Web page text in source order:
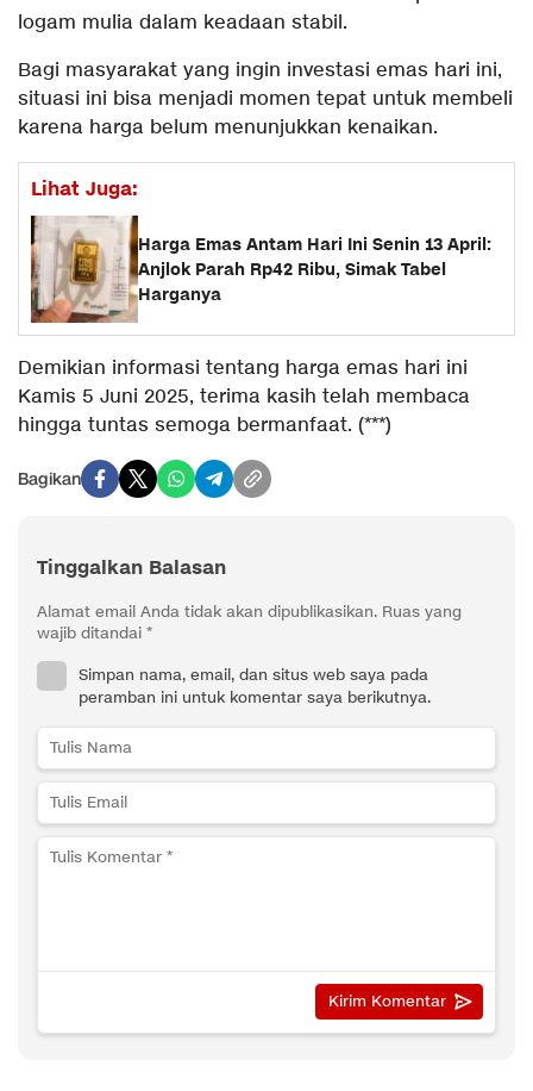
logam mulia dalam keadaan stabil.
Bagi masyarakat yang ingin investasi emas hari ini,
situasi ini bisa menjadi momen tepat untuk membeli
karena harga belum menunjukkan kenaikan.
Lihat Juga:
Harga Emas Antam Hari Ini Senin 13 April:
Anjlok Parah Rp42 Ribu, Simak Tabel
Harganya
Demikian informasi tentang harga emas hari ini
Kamis 5 Juni 2025, terima kasih telah membaca
hingga tuntas semoga bermanfaat. (***)
Bagikan
Tinggalkan Balasan
Alamat email Anda tidak akan dipublikasikan. Ruas yang
wajib ditandai *
Simpan nama, email, dan situs web saya pada
peramban ini untuk komentar saya berikutnya.